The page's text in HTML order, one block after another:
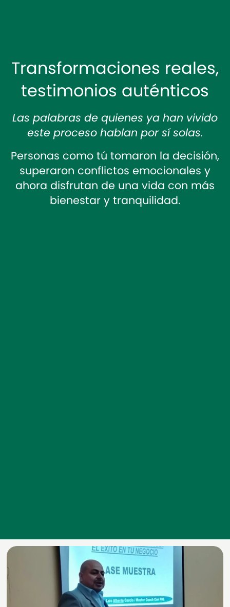
Transformaciones reales,
testimonios auténticos
Las palabras de quienes ya han vivido
este proceso hablan por sí solas.
Personas como tú tomaron la decisión,
superaron conflictos emocionales y
ahora disfrutan de una vida con más
bienestar y tranquilidad.